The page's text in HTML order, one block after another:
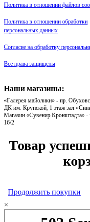
Политика в отношении файлов
Политика в отношении обработки
персональных данных
Согласие на обработку
Все права защищены
Наши магазины:
«Галерея майолики» - пр.
ДК им. Крупской, 1 этаж зал
Магазин «Сувенир Кронштадта» -
16/2
Товар
Продолжить покупки
×